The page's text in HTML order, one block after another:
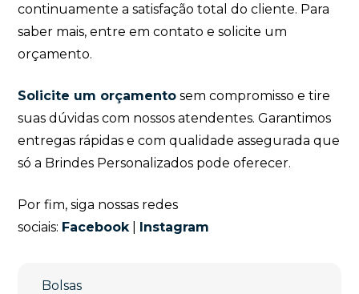
continuamente a satisfação total do cliente. Para
saber mais, entre em contato e solicite um
orçamento.
Solicite um orçamento sem compromisso e tire
suas dúvidas com nossos atendentes. Garantimos
entregas rápidas e com qualidade assegurada que
só a Brindes Personalizados pode oferecer.
Por fim, siga nossas redes
sociais: Facebook| Instagram
Bolsas